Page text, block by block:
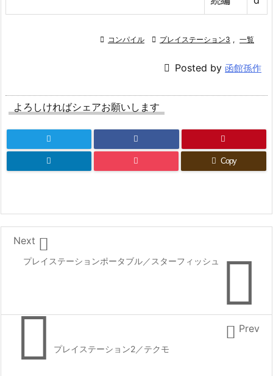
 コンパイル  プレイステーション3 , 一覧
 Posted by 函館孫作
よろしければシェアお願いします
Copy

プレイステーションポータブル／スターフィッシュ

Next
 プレイステーション2／テクモ
 Prev